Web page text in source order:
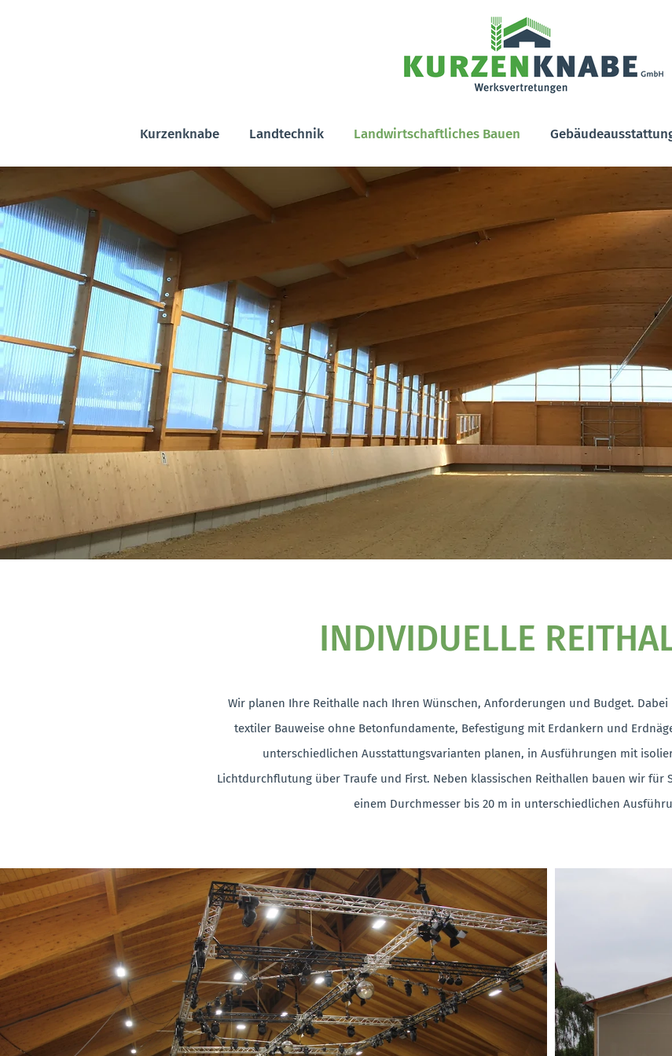
Kurzenknabe Landtechnik Landwirtschaftliches Bauen
INDIVIDUELLE
Wir planen Ihre Reithalle nach Ihren Wünschen, Anforderungen und Budget.
textiler Bauweise ohne Betonfundamente, Befestigung mit Erdankern und
unterschiedlichen Ausstattungsvarianten planen, in Ausführungen mit
Lichtdurchflutung über Traufe und First. Neben klassischen Reithallen bauen wir für
einem Durchmesser bis 20 m in unterschiedlichen